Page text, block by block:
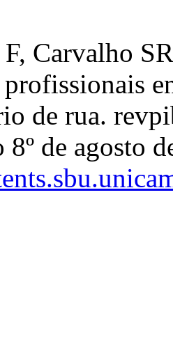
Carvalho
de rua.
8º de agosto